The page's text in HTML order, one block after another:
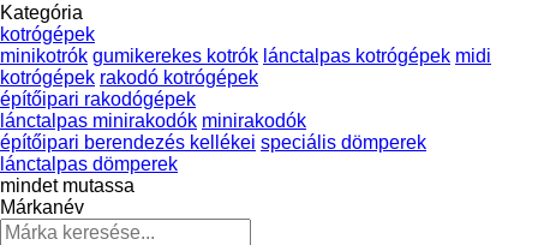
Kategória
kotrógépek
minikotrók gumikerekes kotrók lánctalpas kotrógépek midi
kotrógépek rakodó kotrógépek
építőipari rakodógépek
lánctalpas minirakodók minirakodók
építőipari berendezés kellékei speciális dömperek
lánctalpas dömperek
mindet mutassa
Márkanév